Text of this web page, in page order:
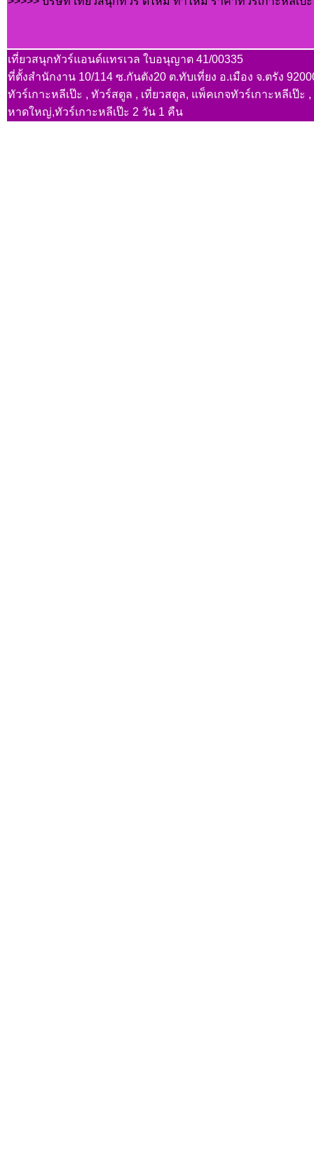
เที่ยวสนุกทัวร์แอนด์แทรเวล ใบอนุญาต 41/00335
ที่ตั้งสำนักงาน 10/114 ซ.กันตัง20 ต.ทับเที่ยง อ.เมือง จ.ตรัง
ทัวร์เกาะหลีเป๊ะ , ทัวร์สตูล , เที่ยวสตูล, แพ็คเกจทัวร์เกาะหลีเป๊
หาดใหญ่,ทัวร์เกาะหลีเป๊ะ 2 วัน 1 คืน